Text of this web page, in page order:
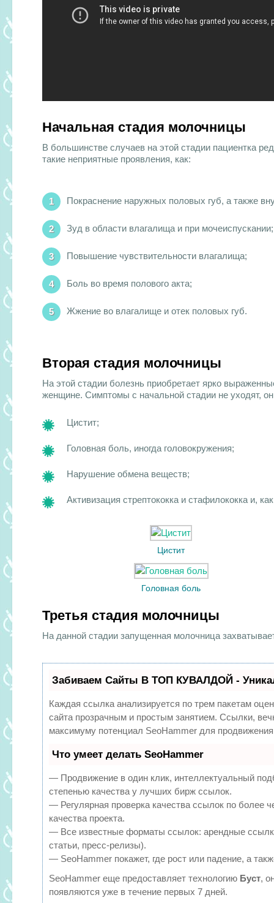
Начальная стадия молочницы
В большинстве случаев на этой стадии пациентка
такие неприятные проявления, как:
Покраснение наружных половых губ, а также
Зуд в области влагалища и при мочеиспускании;
Повышение чувствительности влагалища;
Боль во время полового акта;
Жжение во влагалище и отек половых губ.
Вторая стадия молочницы
На этой стадии болезнь приобретает ярко
женщине. Симптомы с начальной стадии не уходят,
Цистит;
Головная боль, иногда головокружения;
Нарушение обмена веществ;
Активизация стрептококка и стафилококка и,
Цистит
Головная боль
Третья стадия молочницы
На данной стадии запущенная молочница
Забиваем Сайты В ТОП КУВАЛДОЙ -
Каждая ссылка анализируется по трем пакетам
сайта прозрачным и простым занятием. Ссылки,
максимуму потенциал SeoHammer для
Что умеет делать SeoHammer
— Продвижение в один клик, интеллектуальный
степенью качества у лучших бирж ссылок.
— Регулярная проверка качества ссылок по более
качества проекта.
— Все известные форматы ссылок: арендные
статьи, пресс-релизы).
— SeoHammer покажет, где рост или падение, а
SeoHammer еще предоставляет технологию Буст,
появляются уже в течение первых 7 дней.